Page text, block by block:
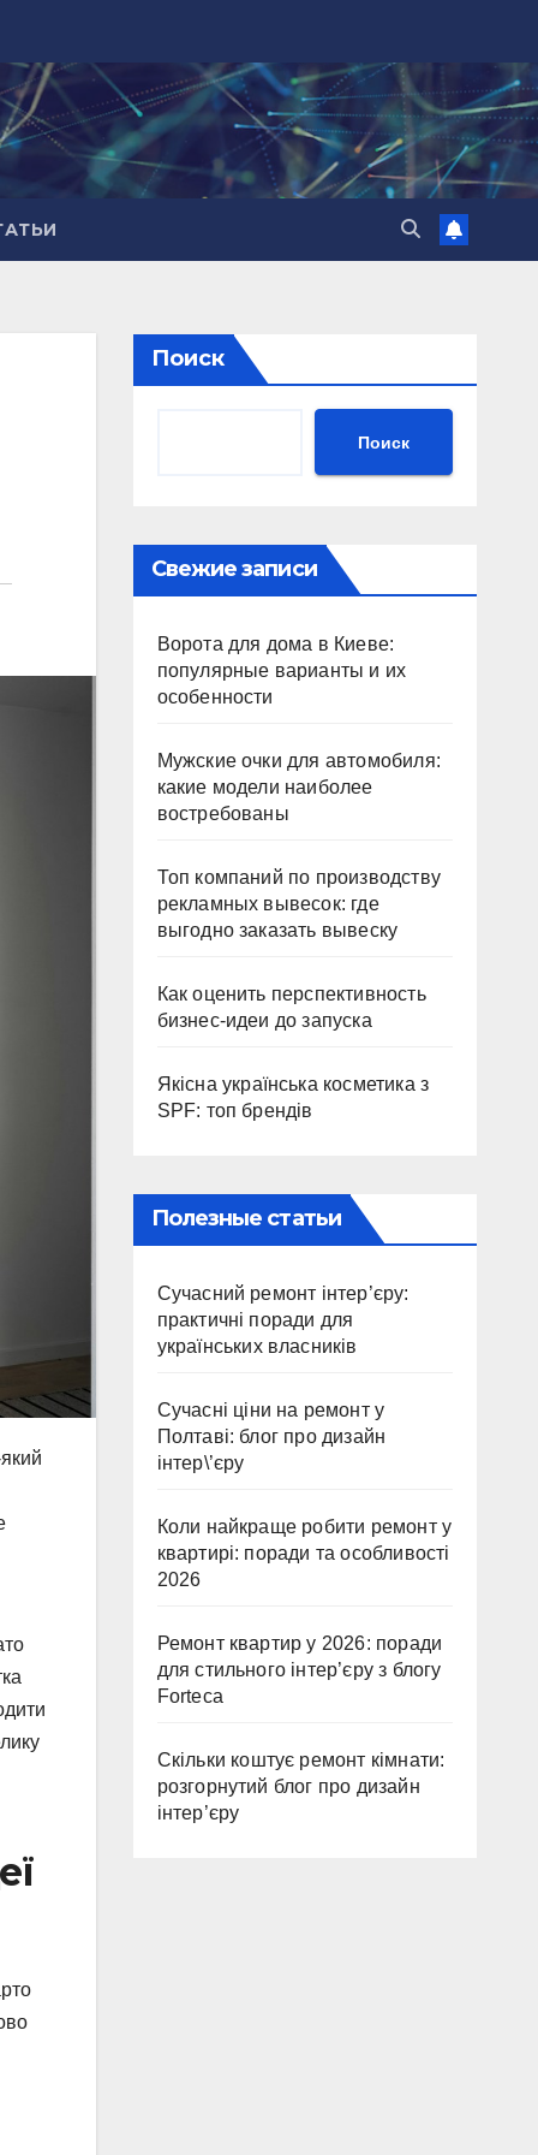
Поиск
Поиск
Свежие записи
Ворота для дома в Киеве:
популярные варианты и их
особенности
Мужские очки для автомобиля:
какие модели наиболее
востребованы
Топ компаний по производству
рекламных вывесок: где
выгодно заказать вывеску
Как оценить перспективность
бизнес-идеи до запуска
Якісна українська косметика з
SPF: топ брендів
Полезные статьи
Сучасний ремонт інтер’єру:
практичні поради для
українських власників
Сучасні ціни на ремонт у
Полтаві: блог про дизайн
інтер\’єру
Коли найкраще робити ремонт у
квартирі: поради та особливості
2026
Ремонт квартир у 2026: поради
для стильного інтер’єру з блогу
Forteca
Скільки коштує ремонт кімнати:
розгорнутий блог про дизайн
інтер’єру